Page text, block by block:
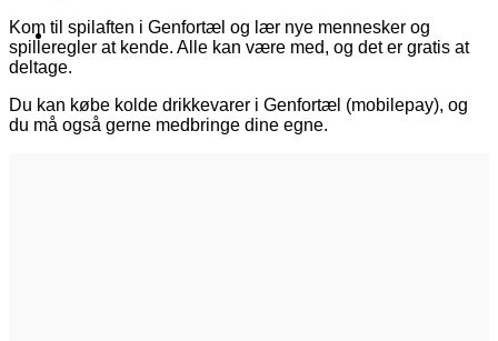
Kom til spilaften i Genfortæl og lær nye mennesker og
spilleregler at kende. Alle kan være med, og det er gratis at
deltage.
Du kan købe kolde drikkevarer i Genfortæl (mobilepay), og
du må også gerne medbringe dine egne.